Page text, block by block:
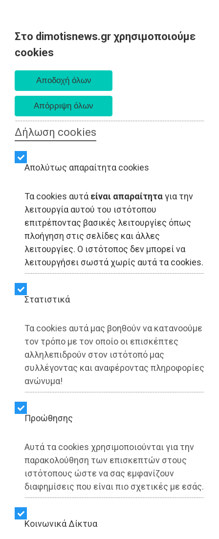
Στο dimotisnews.gr χρησιμοποιούμε
cookies
Δήλωση cookies
Απολύτως απαραίτητα cookies
Τα cookies αυτά είναι απαραίτηταγια την
λειτουργία αυτού του ιστότοπου
επιτρέποντας βασικές λειτουργίες όπως
πλοήγηση στις σελίδες και άλλες
λειτουργίες. Ο ιστότοπος δεν μπορεί να
λειτουργήσει σωστά χωρίς αυτά τα cookies.
Στατιστικά
Τα cookies αυτά μας βοηθούν να κατανοούμε
τον τρόπο με τον οποίο οι επισκέπτες
αλληλεπιδρούν στον ιστότοπό μας
συλλέγοντας και αναφέροντας πληροφορίες
ανώνυμα!
Προώθησης
Αυτά τα cookies χρησιμοποιούνται για την
παρακολούθηση των επισκεπτών στους
ιστότοπους ώστε να σας εμφανίζουν
διαφημίσεις που είναι πιο σχετικές με εσάς.
Kοινωνικά Δίκτυα
Γέρακας - ΑΥΤΟΔΙΟΙΚΗΣΗ
Dimotisnews - 06/08/2026
Έλεγχος στην πρώην Κοινωφελή Επιχείρηση
καλά ξεμπερδέματα για τον Ζούτσο;